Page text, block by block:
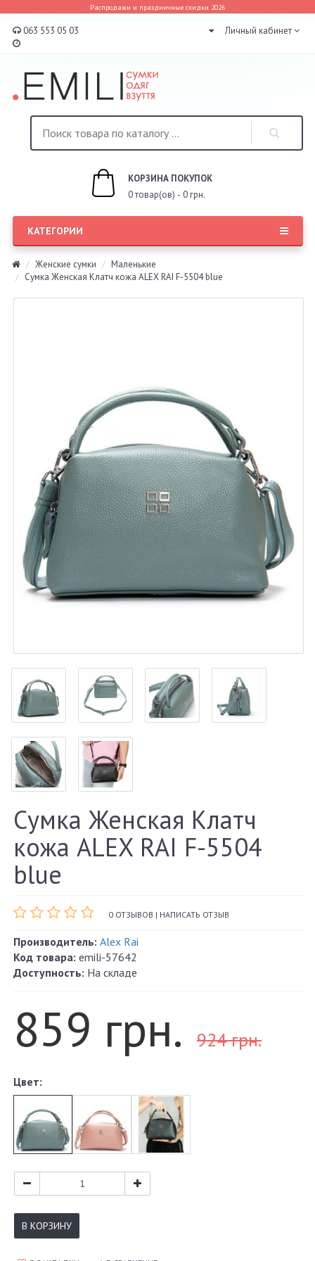
Распродажи и праздничные скидки 2026
063 553 05 03 Личный кабинет
КОРЗИНА ПОКУПОК
0 товар(ов) - 0 грн.
КАТЕГОРИИ
Женские сумки
Маленькие
Сумка Женская Клатч кожа ALEX RAI F-5504 blue
Сумка Женская Клатч
кожа ALEX RAI F-5504
blue
0 ОТЗЫВОВ | НАПИСАТЬ ОТЗЫВ
Производитель: Alex Rai
Код товара: emili-57642
Доступность: На складе
859 грн. 924 грн.
Цвет:
В КОРЗИНУ